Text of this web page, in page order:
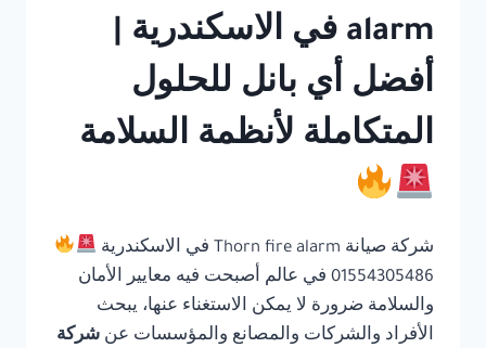
alarm في الاسكندرية |
أفضل أي بانل للحلول
المتكاملة لأنظمة السلامة
شركة صيانة Thorn fire alarm في الاسكندرية
01554305486 في عالم أصبحت فيه معايير الأمان
والسلامة ضرورة لا يمكن الاستغناء عنها، يبحث
الأفراد والشركات والمصانع والمؤسسات عن شركة